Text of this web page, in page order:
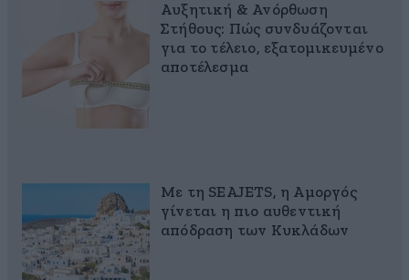
Αυξητική & Ανόρθωση
Στήθους: Πώς συνδυάζονται
για το τέλειο, εξατομικευμένο
αποτέλεσμα
Με τη SEAJETS, η Αμοργός
γίνεται η πιο αυθεντική
απόδραση των Κυκλάδων